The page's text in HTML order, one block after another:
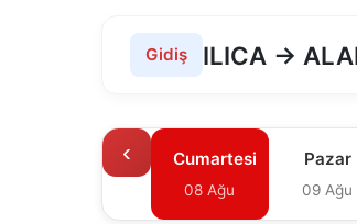
Gidiş ILICA →
‹ Cumartesi
08 Ağu
Pazar
09 Ağu